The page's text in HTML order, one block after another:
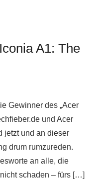
A1: The
Gewinner des „Acer
und Acer
jetzt und an dieser
drum rumzureden.
an alle, die
schaden – fürs […]